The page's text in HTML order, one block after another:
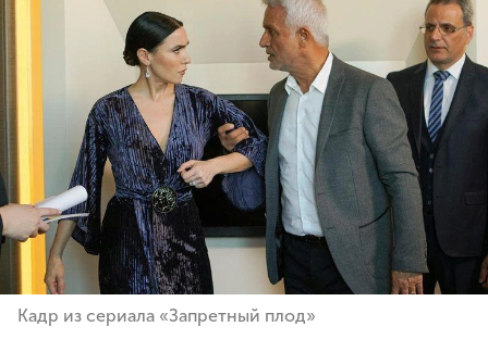
Кадр из сериала «Запретный плод»